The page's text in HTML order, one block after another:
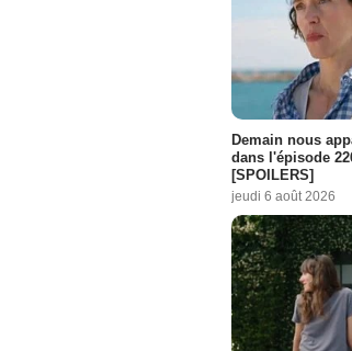
Demain nous
dans l'épisode
[SPOILERS]
jeudi 6 août 2026